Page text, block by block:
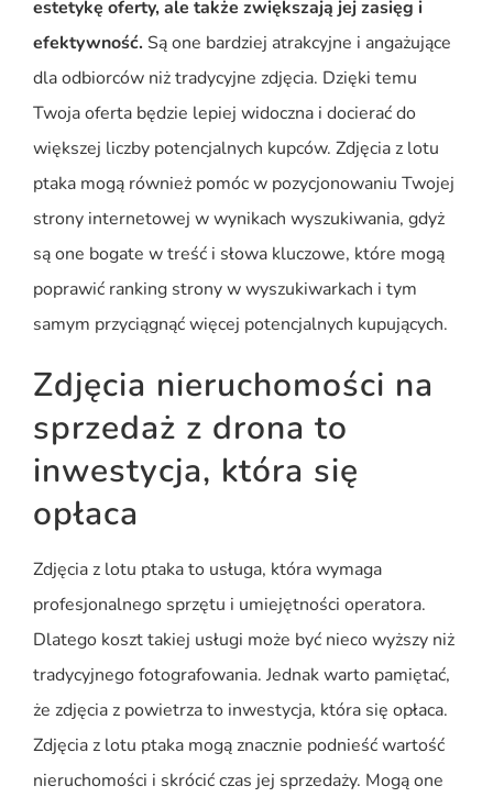
estetykę oferty, ale także zwiększają jej zasięg i
efektywność. Są one bardziej atrakcyjne i angażujące
dla odbiorców niż tradycyjne zdjęcia. Dzięki temu
Twoja oferta będzie lepiej widoczna i docierać do
większej liczby potencjalnych kupców. Zdjęcia z lotu
ptaka mogą również pomóc w pozycjonowaniu Twojej
strony internetowej w wynikach wyszukiwania, gdyż
są one bogate w treść i słowa kluczowe, które mogą
poprawić ranking strony w wyszukiwarkach i tym
samym przyciągnąć więcej potencjalnych kupujących.
Zdjęcia nieruchomości na
sprzedaż z drona to
inwestycja, która się
opłaca
Zdjęcia z lotu ptaka to usługa, która wymaga
profesjonalnego sprzętu i umiejętności operatora.
Dlatego koszt takiej usługi może być nieco wyższy niż
tradycyjnego fotografowania. Jednak warto pamiętać,
że zdjęcia z powietrza to inwestycja, która się opłaca.
Zdjęcia z lotu ptaka mogą znacznie podnieść wartość
nieruchomości i skrócić czas jej sprzedaży. Mogą one